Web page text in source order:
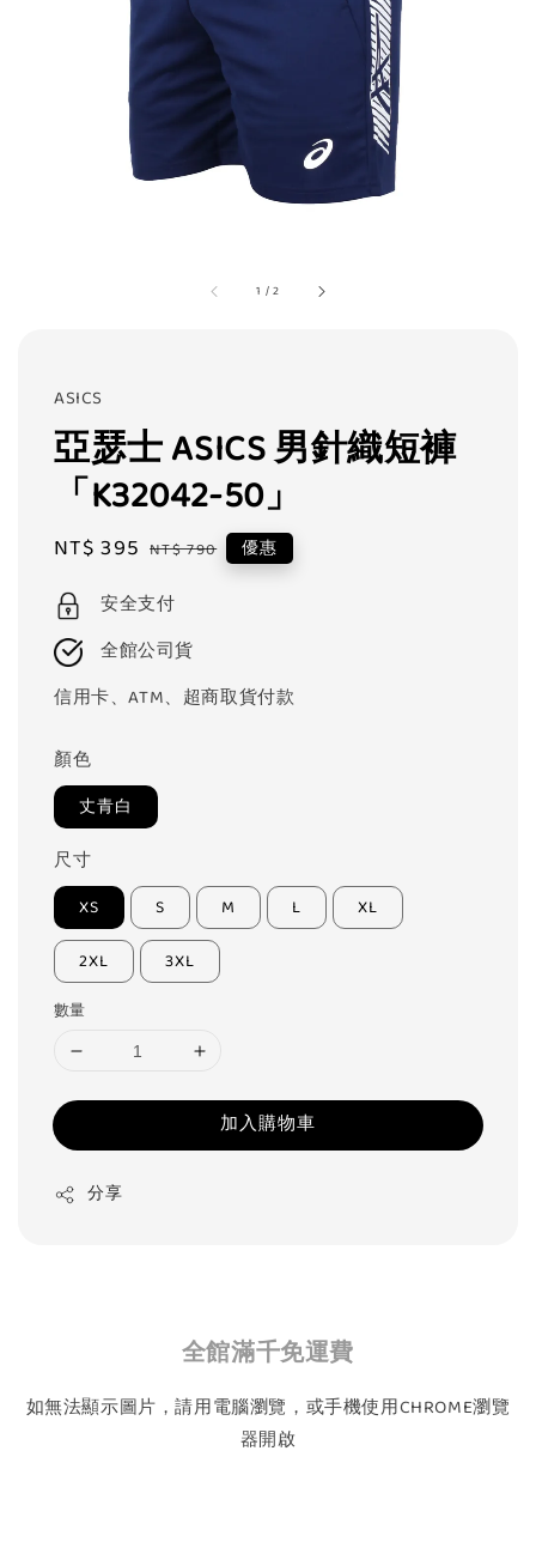
1 /2
ASICS
亞瑟士 ASICS 男針織短褲
「K32042-50」
Sale
NT$ 395 Regular
NT$ 790 優惠
安全支付
全館公司貨
信用卡、ATM、超商取貨付款
顏色
丈青白
尺寸
XS S M L XL
2XL 3XL
數量
加入購物車
分享
全館滿千免運費
如無法顯示圖片，請用電腦瀏覽，或手機使用CHROME瀏覽
器開啟